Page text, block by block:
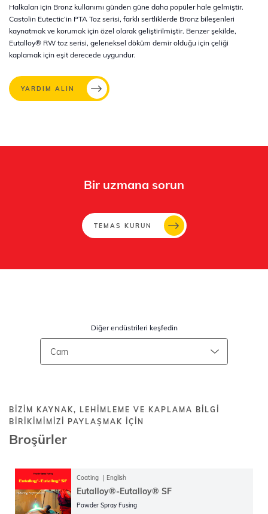
Halkaları için Bronz kullanımı günden güne daha popüler hale gelmiştir.
Castolin Eutectic’in PTA Toz serisi, farklı sertliklerde Bronz bileşenleri
kaynatmak ve korumak için özel olarak geliştirilmiştir. Benzer şekilde,
Eutalloy® RW toz serisi, geleneksel döküm demir olduğu için çeliği
kaplamak için eşit derecede uygundur.
YARDIM ALIN
Bir uzmana sorun
TEMAS KURUN
Diğer endüstrileri keşfedin
BIZIM KAYNAK, LEHIMLEME VE KAPLAMA BILGI
BIRIKIMIMIZI PAYLAŞMAK IÇIN
Broşürler
Coating English
Eutalloy®-Eutalloy® SF
Powder Spray Fusing